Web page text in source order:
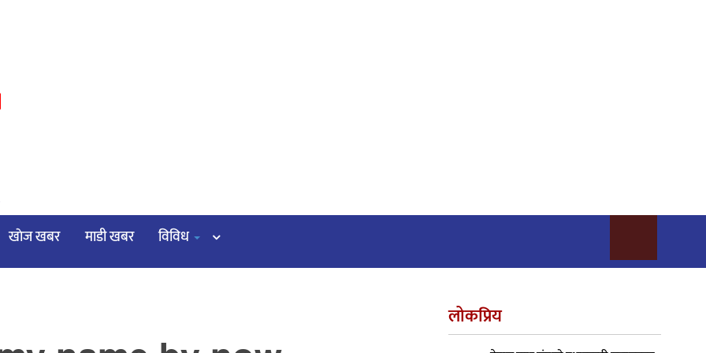
खाेज खबर माडी खबर विविध
लोकप्रिय